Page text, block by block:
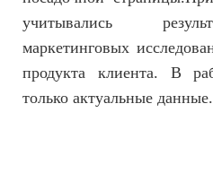
учитывались
маркетинговых
продукта клиента. В
только актуальные данные.